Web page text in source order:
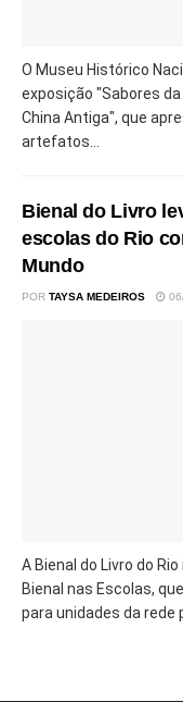
O Museu Histórico
exposição "Sabores
China Antiga", que
artefatos...
Bienal do Livro
escolas do Rio
Mundo
POR TAYSA MEDEIROS
A Bienal do Livro do
Bienal nas Escolas,
para unidades da rede